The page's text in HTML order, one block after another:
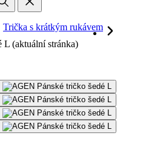
Trička s krátkým rukávem
L (aktuální stránka)